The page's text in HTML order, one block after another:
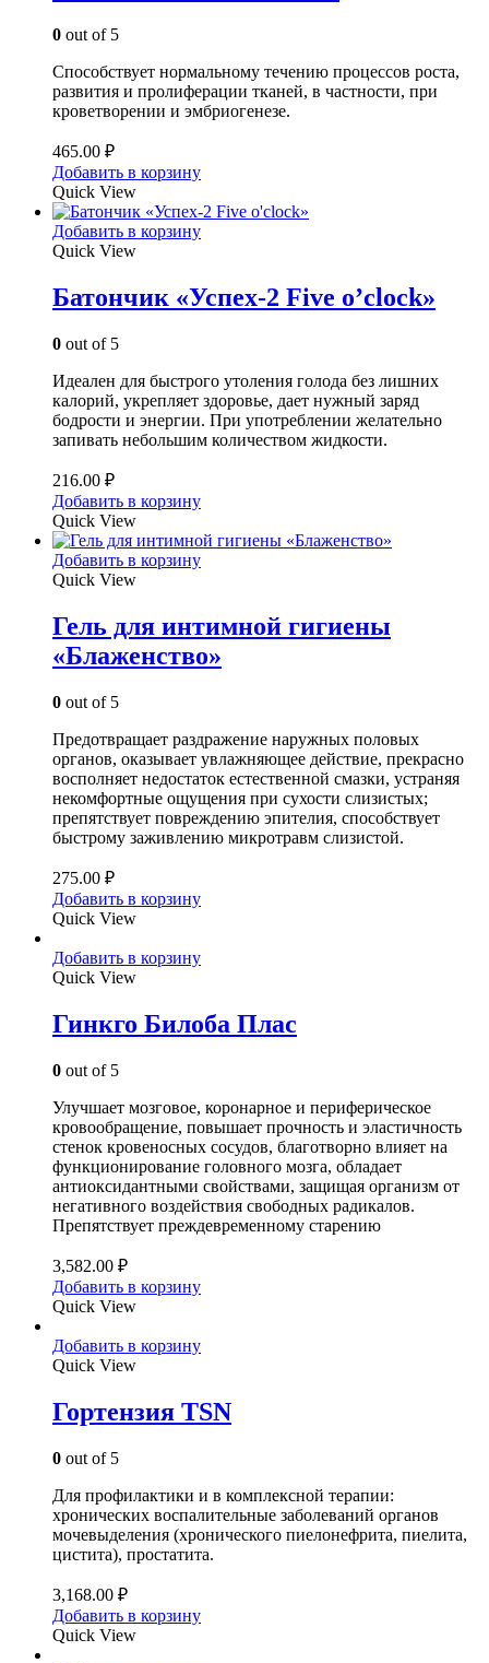
0 out of 5
Способствует нормальному течению процессов роста,
развития и пролиферации тканей, в частности, при
кроветворении и эмбриогенезе.
465.00 ₽
Добавить в корзину
Quick View
Добавить в корзину
Quick View
Батончик «Успех-2 Five o’clock»
0 out of 5
Идеален для быстрого утоления голода без лишних
калорий, укрепляет здоровье, дает нужный заряд
бодрости и энергии. При употреблении желательно
запивать небольшим количеством жидкости.
216.00 ₽
Добавить в корзину
Quick View
Добавить в корзину
Quick View
Гель для интимной гигиены
«Блаженство»
0 out of 5
Предотвращает раздражение наружных половых
органов, оказывает увлажняющее действие, прекрасно
восполняет недостаток естественной смазки, устраняя
некомфортные ощущения при сухости слизистых;
препятствует повреждению эпителия, способствует
быстрому заживлению микротравм слизистой.
275.00 ₽
Добавить в корзину
Quick View
Добавить в корзину
Quick View
Гинкго Билоба Плас
0 out of 5
Улучшает мозговое, коронарное и периферическое
кровообращение, повышает прочность и эластичность
стенок кровеносных сосудов, благотворно влияет на
функционирование головного мозга, обладает
антиоксидантными свойствами, защищая организм от
негативного воздействия свободных радикалов.
Препятствует преждевременному старению
3,582.00 ₽
Добавить в корзину
Quick View
Добавить в корзину
Quick View
Гортензия TSN
0 out of 5
Для профилактики и в комплексной терапии:
хронических воспалительные заболеваний органов
мочевыделения (хронического пиелонефрита, пиелита,
цистита), простатита.
3,168.00 ₽
Добавить в корзину
Quick View